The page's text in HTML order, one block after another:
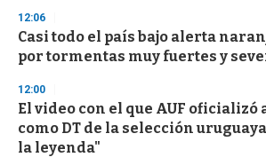
s
e
c
o
d
s
12:06
Casi todo el país bajo alerta
por tormentas muy fuertes y
12:00
El video con el que AUF oficializó
como DT de la selección
la leyenda"